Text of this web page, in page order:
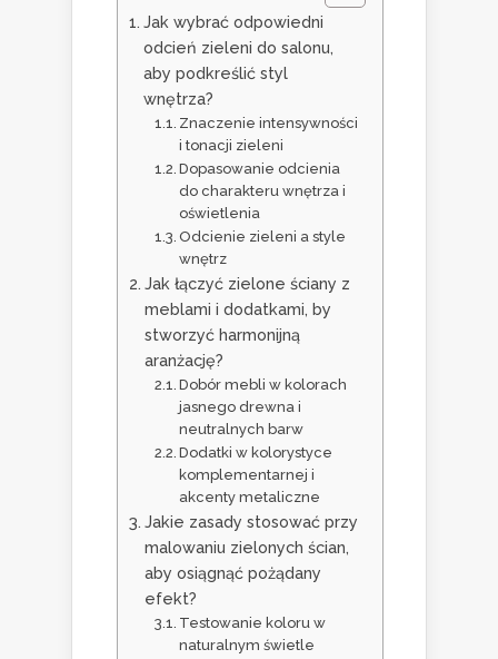
Jak wybrać odpowiedni
odcień zieleni do salonu,
aby podkreślić styl
wnętrza?
Znaczenie intensywności
i tonacji zieleni
Dopasowanie odcienia
do charakteru wnętrza i
oświetlenia
Odcienie zieleni a style
wnętrz
Jak łączyć zielone ściany z
meblami i dodatkami, by
stworzyć harmonijną
aranżację?
Dobór mebli w kolorach
jasnego drewna i
neutralnych barw
Dodatki w kolorystyce
komplementarnej i
akcenty metaliczne
Jakie zasady stosować przy
malowaniu zielonych ścian,
aby osiągnąć pożądany
efekt?
Testowanie koloru w
naturalnym świetle